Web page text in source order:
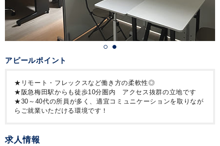
アピールポイント
★リモート・フレックスなど働き方の柔軟性◎
★阪急梅田駅からも徒歩10分圏内 アクセス抜群の立地です
★30～40代の所員が多く、適宜コミュニケーションを取りなが
らご就業いただける環境です！
求人情報